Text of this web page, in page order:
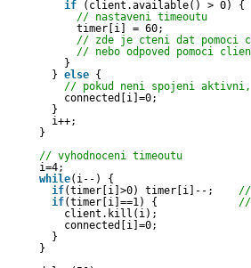
if
(client.available() > 0) {
// nastaveni timeoutu
timer[i] = 60;
// zde je cteni dat pomoci
// nebo odpoved pomoci
}
} else {
// pokud neni spojeni
connected[i]=0;
}
i++;
}
// vyhodnoceni timeoutu
i=4;
while(i--) {
if(timer[i]>0) timer[i]--; //
if(timer[i]==1) { //
client.kill(i);
connected[i]=0;
}
}